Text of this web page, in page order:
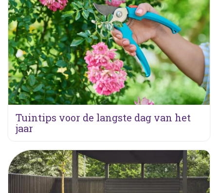
Tuintips voor de langste dag van het
jaar